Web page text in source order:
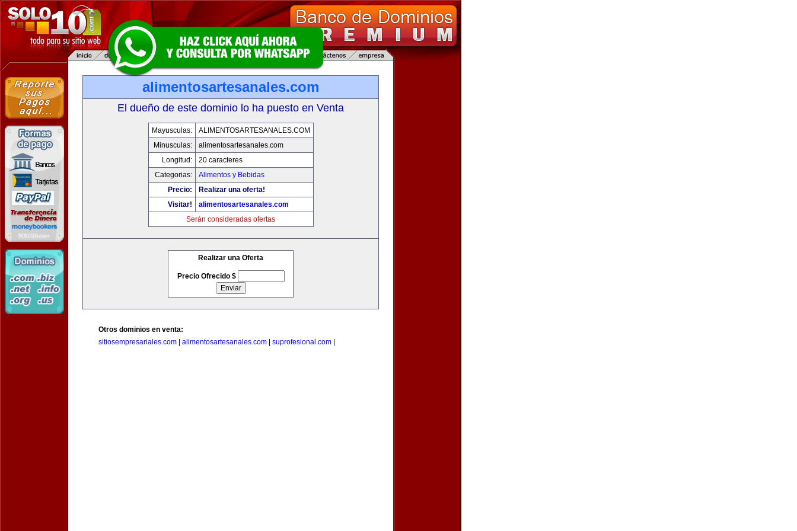
alimentosartesanales.com
El dueño de este dominio lo ha puesto en Venta
Mayusculas:
ALIMENTOSARTESANALES.COM
Minusculas:
alimentosartesanales.com
Longitud:
20 caracteres
Categorias:
Alimentos y Bebidas
Precio:
Realizar una oferta!
Visitar!
alimentosartesanales.com
Serán consideradas ofertas
Realizar una Oferta
Precio Ofrecido $
Otros dominios en venta:
sitiosempresariales.com
alimentosartesanales.com suprofesional.com